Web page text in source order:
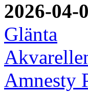
2026-04-
Glänta
Amnesty